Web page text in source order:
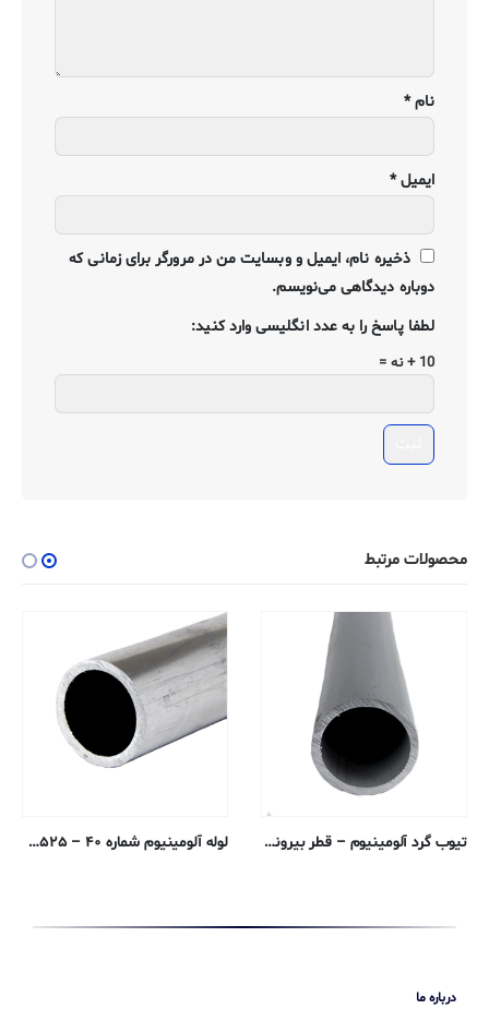
نام*
ایمیل*
ذخیره نام، ایمیل و وبسایت من در مرورگر برای زمانی که
دوباره دیدگاهی می‌نویسم.
لطفا پاسخ را به عدد انگلیسی وارد کنید:
10 + نه =
محصولات مرتبط
تیوب گرد آلومینیوم – قطر بیرونی ۰٫۹۵۲۵ ، دیواره ۰٫۰۸۸۹ ، قطر داخلی ۰٫۷۷۴۷ سانتی متر – ۶۰۶۱-T6 ترسیم شده لوله آلومینیوم شماره ۴۰ – ۰٫۹۵۲۵ سانتی متری – ۶۰۶۱-T6 اکسترود شده
درباره ما